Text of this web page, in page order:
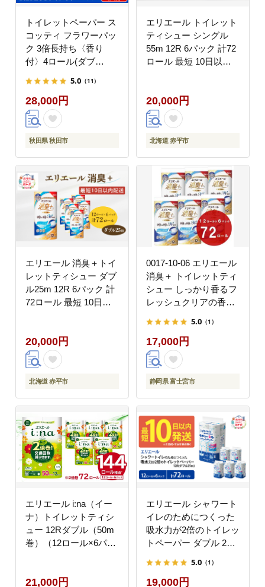
トイレットペーパー ス
コッティ フラワーパッ
ク 3倍長持ち〈香り
付〉4ロール(ダブ
短翌日発送 [スコッティ
フラワーパック トイレ
ットペーパー 日本製紙
クレシア]
5.0 （11）
28,000円
秋田県 秋田市
エリエール トイレット
ティシュー シングル
55m 12R 6パック 計72
ロール 最短 10日以内
紙 防災 常備品 備蓄品
消耗品 備蓄 日用品 生
活必需品 送料無料 北海
道 赤平市
20,000円
北海道 赤平市
エリエール 消臭＋トイ
レットティシュー ダブ
ル25m 12R 6パック 計
72ロール 最短 10日以
まとめ買い ペーパー 紙
防災 常備品 備蓄品 消
耗品 備蓄 日用品 北海
道 赤平市
20,000円
北海道 赤平市
0017-10-06 エリエール
消臭＋ トイレットティ
シュー しっかり香るフ
レッシュクリアの香り
ク 72ロール 25m トイ
レットペーパー パルプ
100％ 消臭 防臭 日用品
消耗品 備蓄
5.0 （1）
17,000円
静岡県 富士宮市
エリエール i:na（イー
ナ）トイレットティシ
ュー 12Rダブル（50m
巻）（12ロール×6パッ
21,000円
エリエール シャワート
イレのためにつくった
吸水力が2倍のトイレッ
トペーパー ダブル 25m
ル 最短 10日以内 最短
配送 無香料 まとめ買い
5.0 （1）
19,000円